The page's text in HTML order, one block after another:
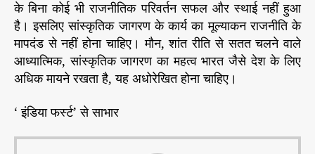
के बिना कोई भी राजनीतिक परिवर्तन सफल और स्थाई नहीं हुआ
है। इसलिए सांस्कृतिक जागरण के कार्य का मूल्याकन राजनीति के
मापदंड से नहीं होना चाहिए। मौन, शांत रीति से सतत चलने वाले
आध्यात्मिक, सांस्कृतिक जागरण का महत्व भारत जैसे देश के लिए
अधिक मायने रखता है, यह अधोरेखित होना चाहिए।
‘ इंडिया फर्स्ट’ से साभार